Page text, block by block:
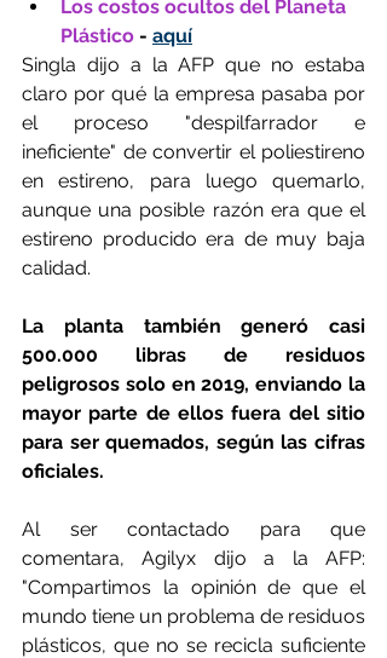
Los costos ocultos del Planeta
Plástico - aquí
Singla dijo a la AFP que no estaba
claro por qué la empresa pasaba por
el proceso "despilfarrador e
ineficiente" de convertir el poliestireno
en estireno, para luego quemarlo,
aunque una posible razón era que el
estireno producido era de muy baja
calidad.
La planta también generó casi
500.000 libras de residuos
peligrosos solo en 2019, enviando la
mayor parte de ellos fuera del sitio
para ser quemados, según las cifras
oficiales.
Al ser contactado para que
comentara, Agilyx dijo a la AFP:
"Compartimos la opinión de que el
mundo tiene un problema de residuos
plásticos, que no se recicla suficiente